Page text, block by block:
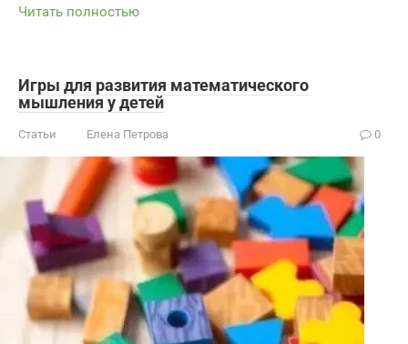
Читать полностью
Игры для развития математического
мышления у детей
Статьи Елена Петрова 0